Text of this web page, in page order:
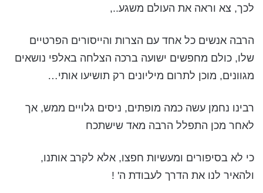
לכך, צא וראה את העולם משגע..,
הרבה אנשים כל אחד עם הצרות והייסורים הפרטיים
שלו, כולם מחפשים ישועה ברכה הצלחה באלפי נושאים
מגוונים, מוכן לתרום מיליונים רק תושיעו אותי…
רבינו נחמן עשה כמה מופתים, ניסים גלויים ממש, אך
לאחר מכן התפלל הרבה מאד שישתכח
כי לא בסיפורים ומעשיות חפצו, אלא לקרב אותנו,
ולהאיר לנו את הדרך לעבודת ה' !